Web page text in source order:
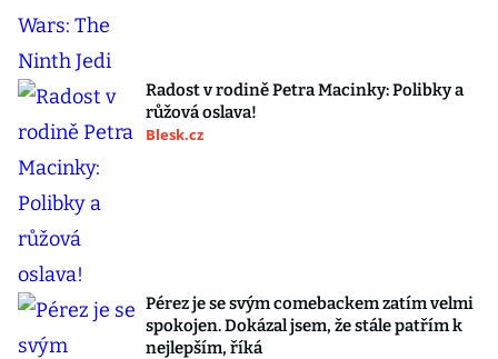
Radost v rodině Petra Macinky: Polibky a
růžová oslava!
Blesk.cz
Pérez je se svým comebackem zatím velmi
spokojen. Dokázal jsem, že stále patřím k
nejlepším, říká